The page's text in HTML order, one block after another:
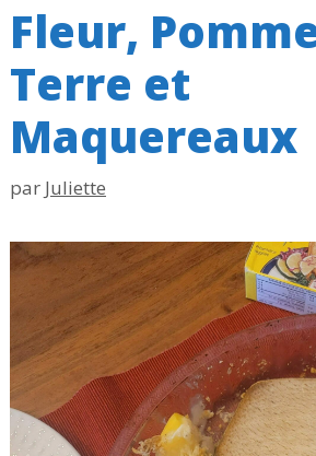
Fleur,
Terre et
Maquereaux
par Juliette